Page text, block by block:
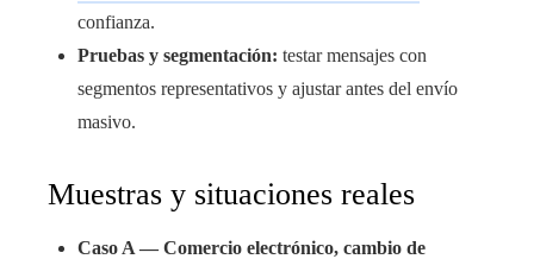
confianza.
Pruebas y segmentación: testar mensajes con
segmentos representativos y ajustar antes del envío
masivo.
Muestras y situaciones reales
Caso A — Comercio electrónico, cambio de